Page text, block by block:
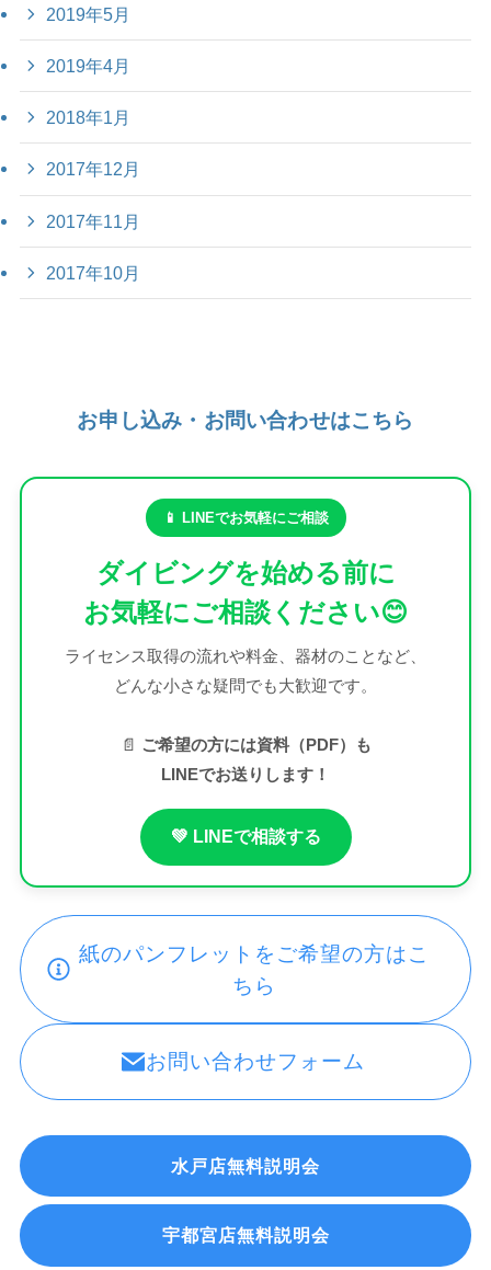
2019年5月
2019年4月
2018年1月
2017年12月
2017年11月
2017年10月
お申し込み・お問い合わせはこちら
📱 LINEでお気軽にご相談
ダイビングを始める前に
お気軽にご相談ください😊
ライセンス取得の流れや料金、器材のことなど、
どんな小さな疑問でも大歓迎です。
📄 ご希望の方には資料（PDF）も
LINEでお送りします！
💚 LINEで相談する
紙のパンフレットをご希望の方はこ
ちら
お問い合わせフォーム
水戸店無料説明会
宇都宮店無料説明会